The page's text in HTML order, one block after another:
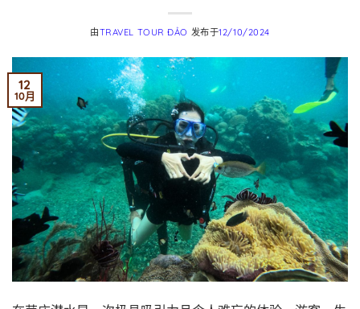
由TRAVEL TOUR ĐẢO 发布于12/10/2024
12
10月